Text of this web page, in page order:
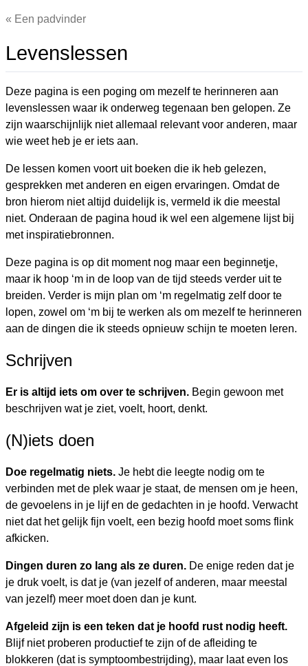
Een padvinder
Levenslessen
Deze pagina is een poging om mezelf te herinneren aan
levenslessen waar ik onderweg tegenaan ben gelopen. Ze
zijn waarschijnlijk niet allemaal relevant voor anderen, maar
wie weet heb je er iets aan.
De lessen komen voort uit boeken die ik heb gelezen,
gesprekken met anderen en eigen ervaringen. Omdat de
bron hierom niet altijd duidelijk is, vermeld ik die meestal
niet. Onderaan de pagina houd ik wel een algemene lijst bij
met inspiratiebronnen.
Deze pagina is op dit moment nog maar een beginnetje,
maar ik hoop ‘m in de loop van de tijd steeds verder uit te
breiden. Verder is mijn plan om ‘m regelmatig zelf door te
lopen, zowel om ‘m bij te werken als om mezelf te herinneren
aan de dingen die ik steeds opnieuw schijn te moeten leren.
Schrijven
Er is altijd iets om over te schrijven. Begin gewoon met
beschrijven wat je ziet, voelt, hoort, denkt.
(N)iets doen
Doe regelmatig niets. Je hebt die leegte nodig om te
verbinden met de plek waar je staat, de mensen om je heen,
de gevoelens in je lijf en de gedachten in je hoofd. Verwacht
niet dat het gelijk fijn voelt, een bezig hoofd moet soms flink
afkicken.
Dingen duren zo lang als ze duren. De enige reden dat je
je druk voelt, is dat je (van jezelf of anderen, maar meestal
van jezelf) meer moet doen dan je kunt.
Afgeleid zijn is een teken dat je hoofd rust nodig heeft.
Blijf niet proberen productief te zijn of de afleiding te
blokkeren (dat is symptoombestrijding), maar laat even los